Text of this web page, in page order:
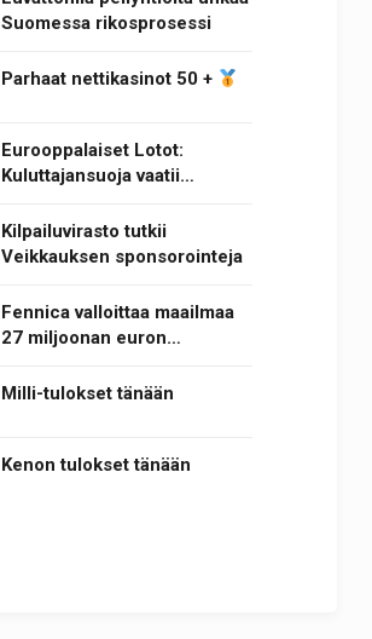
Suomessa rikosprosessi
Parhaat nettikasinot 50 +
Eurooppalaiset Lotot:
Kuluttajansuoja vaatii…
Kilpailuvirasto tutkii
Veikkauksen sponsorointeja
Fennica valloittaa maailmaa
27 miljoonan euron…
Milli-tulokset tänään
Kenon tulokset tänään